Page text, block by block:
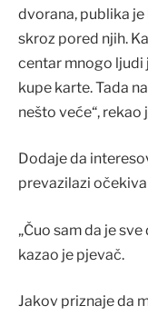
dvorana, publika je
skroz pored njih.
centar mnogo ljudi
kupe karte. Tada
nešto veće“, rekao
Dodaje da
prevazilazi
„Čuo sam da je
kazao je pjevač.
Jakov priznaje da